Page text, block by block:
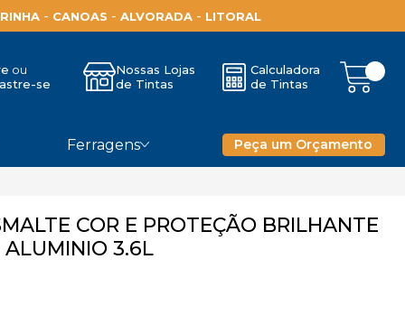
- CANOAS -ALVORADA - LITORAL
se
Nossas Lojas
de Tintas
Calculadora
de Tintas
Ferragens Peça um Orçamento
COR E PROTEÇÃO BRILHANTE
ALUMINIO 3.6L